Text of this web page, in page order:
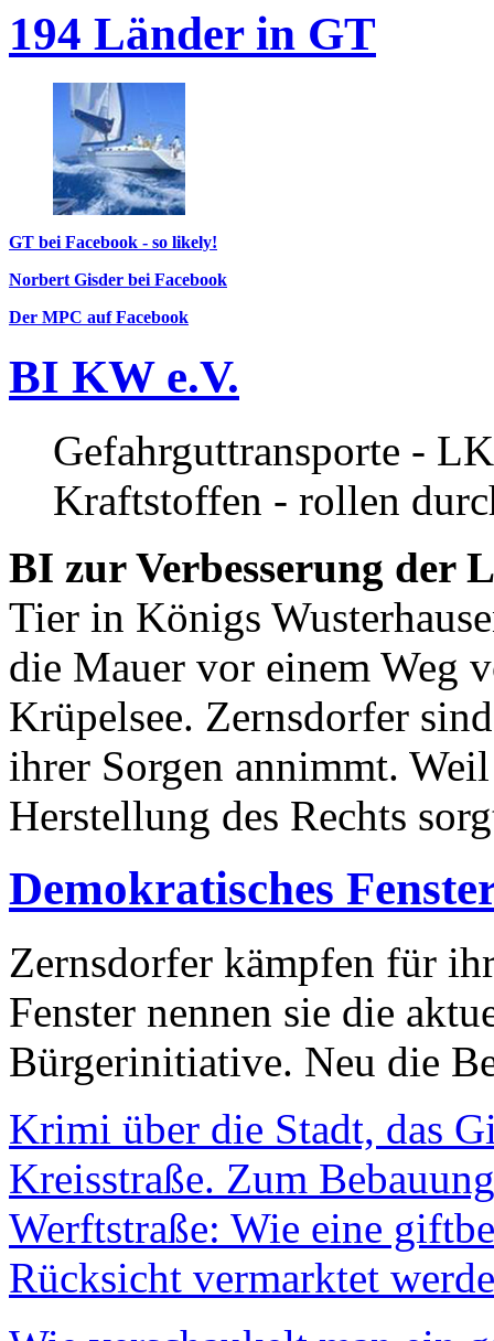
194 Länder in GT
GT bei Facebook - so likely!
Norbert Gisder bei Facebook
Der MPC auf Facebook
BI KW e.V.
Gefahrguttransporte -
Kraftstoffen - rollen
BI zur Verbesserung der
Tier in Königs
die Mauer vor einem Weg
Krüpelsee. Zernsdorfer
ihrer Sorgen annimmt.
Herstellung des Rechts
Demokratisches
Zernsdorfer kämpfen für
Fenster nennen sie die
Bürgerinitiative. Neu die
Krimi über die Stadt, das
Kreisstraße. Zum
Werftstraße: Wie eine
Rücksicht vermarktet